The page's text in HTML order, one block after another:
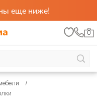
еще ниже!
0